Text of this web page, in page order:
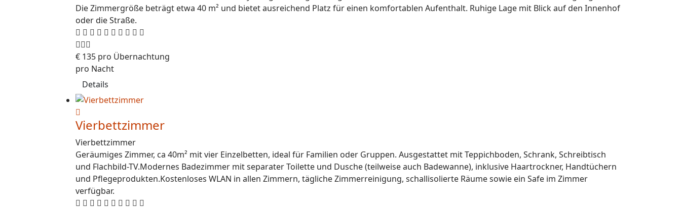
Die Zimmergröße beträgt etwa 40 m² und bietet ausreichend Platz für einen komfortablen Aufenthalt. Ruhige Lage mit Blick auf den Innenhof
oder die Straße.
€ 135 pro Übernachtung
pro Nacht
Details
Vierbettzimmer
Vierbettzimmer
Geräumiges Zimmer, ca 40m² mit vier Einzelbetten, ideal für Familien oder Gruppen. Ausgestattet mit Teppichboden, Schrank, Schreibtisch
und Flachbild-TV.Modernes Badezimmer mit separater Toilette und Dusche (teilweise auch Badewanne), inklusive Haartrockner, Handtüchern
und Pflegeprodukten.Kostenloses WLAN in allen Zimmern, tägliche Zimmerreinigung, schallisolierte Räume sowie ein Safe im Zimmer
verfügbar.